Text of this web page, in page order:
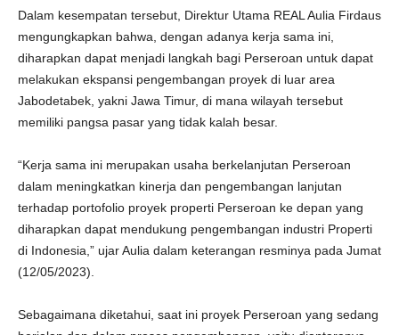
Dalam kesempatan tersebut, Direktur Utama REAL Aulia Firdaus
mengungkapkan bahwa, dengan adanya kerja sama ini,
diharapkan dapat menjadi langkah bagi Perseroan untuk dapat
melakukan ekspansi pengembangan proyek di luar area
Jabodetabek, yakni Jawa Timur, di mana wilayah tersebut
memiliki pangsa pasar yang tidak kalah besar.
“Kerja sama ini merupakan usaha berkelanjutan Perseroan
dalam meningkatkan kinerja dan pengembangan lanjutan
terhadap portofolio proyek properti Perseroan ke depan yang
diharapkan dapat mendukung pengembangan industri Properti
di Indonesia,” ujar Aulia dalam keterangan resminya pada Jumat
(12/05/2023).
Sebagaimana diketahui, saat ini proyek Perseroan yang sedang